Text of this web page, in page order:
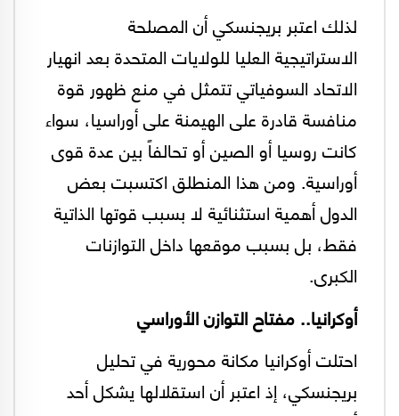
لذلك اعتبر بريجنسكي أن المصلحة
الاستراتيجية العليا للولايات المتحدة بعد انهيار
الاتحاد السوفياتي تتمثل في منع ظهور قوة
منافسة قادرة على الهيمنة على أوراسيا، سواء
كانت روسيا أو الصين أو تحالفاً بين عدة قوى
أوراسية. ومن هذا المنطلق اكتسبت بعض
الدول أهمية استثنائية لا بسبب قوتها الذاتية
فقط، بل بسبب موقعها داخل التوازنات
الكبرى.
أوكرانيا.. مفتاح التوازن الأوراسي
احتلت أوكرانيا مكانة محورية في تحليل
بريجنسكي، إذ اعتبر أن استقلالها يشكل أحد